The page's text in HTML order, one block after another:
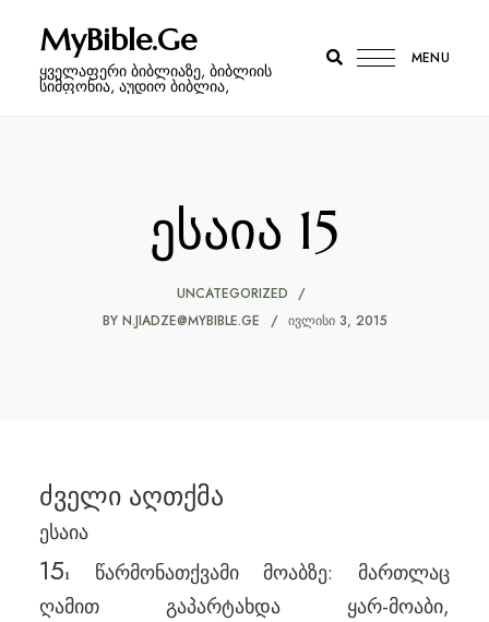
MyBible.Ge
ყველაფერი ბიბლიაზე, ბიბლიის
სიმფონია, აუდიო ბიბლია,
MENU
ესაია 15
UNCATEGORIZED
BY N.JIADZE@MYBIBLE.GE ᲘᲕᲚᲘᲡᲘ 3, 2015
ძველი აღთქმა
ესაია
151
წარმონათქვამი მოაბზე: მართლაც
ღამით გაპარტახდა ყარ-მოაბი,